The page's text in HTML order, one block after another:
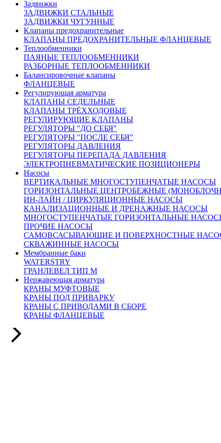
Задвижки
ЗАДВИЖКИ СТАЛЬНЫЕ
ЗАДВИЖКИ ЧУГУННЫЕ
Клапаны предохранительные
КЛАПАНЫ ПРЕДОХРАНИТЕЛЬНЫЕ ФЛАНЦЕВЫЕ
Теплообменники
ПАЯНЫЕ ТЕПЛООБМЕННИКИ
РАЗБОРНЫЕ ТЕПЛООБМЕННИКИ
Балансировочные клапаны
ФЛАНЦЕВЫЕ
Регулирующая арматура
КЛАПАНЫ СЕДЕЛЬНЫЕ
КЛАПАНЫ ТРЁХХОДОВЫЕ
РЕГУЛИРУЮЩИЕ КЛАПАНЫ
РЕГУЛЯТОРЫ "ДО СЕБЯ"
РЕГУЛЯТОРЫ "ПОСЛЕ СЕБЯ"
РЕГУЛЯТОРЫ ДАВЛЕНИЯ
РЕГУЛЯТОРЫ ПЕРЕПАДА ДАВЛЕНИЯ
ЭЛЕКТРОПНЕВМАТИЧЕСКИЕ ПОЗИЦИОНЕРЫ
Насосы
ВЕРТИКАЛЬНЫЕ МНОГОСТУПЕНЧАТЫЕ НАСОСЫ
ГОРИЗОНТАЛЬНЫЕ ЦЕНТРОБЕЖНЫЕ
ИН-ЛАЙН / ЦИРКУЛЯЦИОННЫЕ НАСОСЫ
КАНАЛИЗАЦИОННЫЕ И ДРЕНАЖНЫЕ НАСОСЫ
МНОГОСТУПЕНЧАТЫЕ ГОРИЗОНТАЛЬНЫЕ
ПРОЧИЕ НАСОСЫ
САМОВСАСЫВАЮЩИЕ И ПОВЕРХНОСТНЫЕ
СКВАЖИННЫЕ НАСОСЫ
Мембранные баки
WATERSTRY
ГРАНЛЕВЕЛ ТИП М
Нержавеющая арматура
КРАНЫ МУФТОВЫЕ
КРАНЫ ПОД ПРИВАРКУ
КРАНЫ С ПРИВОДАМИ В СБОРЕ
КРАНЫ ФЛАНЦЕВЫЕ
Сроки доставки:
Все вопросы по доставке вы можете задать нашим
менеджерам
Москва и Московская область 3 рабочих дня
Доставка в другие регионы России рассчитывается
индивидуально, с учетом удаленности и ваших пожеланий
Похожие товары:
Арт. 150164
Нет в наличии
DN 300
825 000 руб.
Арт. 150222
Нет в наличии
DN 250
700 000 руб.
Арт. 150093
Нет в наличии
DN 200
400 000 руб.
Арт. 150846
Нет в наличии
DN 150
365 000 руб.